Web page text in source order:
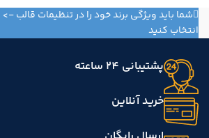
شما باید ویژگی برند خود را در تنظیمات قالب -
انتخاب کنید
پشتیبانی 24 ساعته
خرید آنلاین